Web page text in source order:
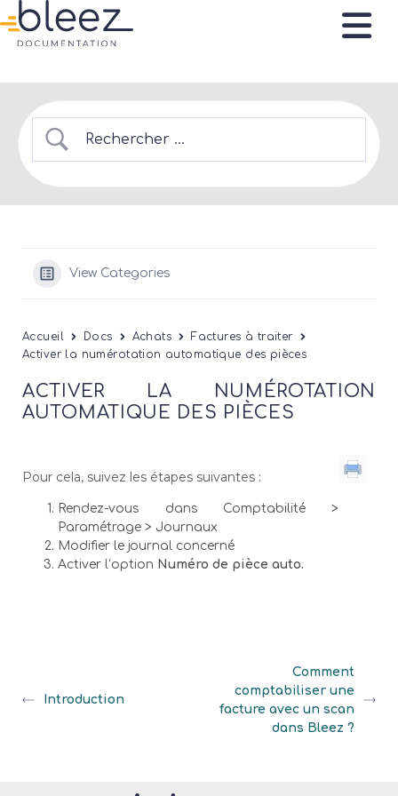
View Categories
Accueil Docs Achats
Factures à traiter
Activer la numérotation automatique des pièces
ACTIVER LA NUMÉROTATION
AUTOMATIQUE DES PIÈCES
Pour cela, suivez les étapes suivantes :
Rendez-vous dans Comptabilité >
Paramétrage > Journaux
Modifier le journal concerné
Activer l’option Numéro de pièce auto.
Introduction
Comment
comptabiliser une
facture avec un scan
dans Bleez ?